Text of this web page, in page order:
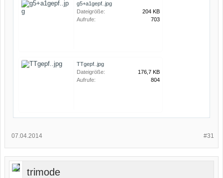
g5+a1gepf..jpg
Dateigröße:
204 KB
Aufrufe:
703
TTgepf..jpg
Dateigröße:
176,7 KB
Aufrufe:
804
#31
07.04.2014
trimode